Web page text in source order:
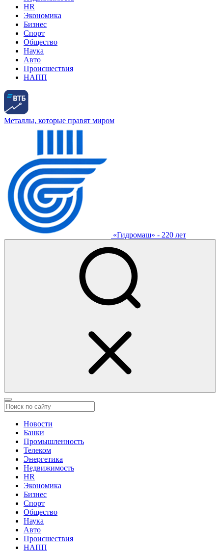
HR
Экономика
Бизнес
Спорт
Общество
Наука
Авто
Происшествия
НАПП
Металлы, которые правят миром
«Гидромаш» - 220 лет
Новости
Банки
Промышленность
Телеком
Энергетика
Недвижимость
HR
Экономика
Бизнес
Спорт
Общество
Наука
Авто
Происшествия
НАПП